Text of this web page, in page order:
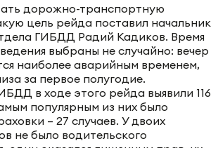
дорожно-транспортную
цель рейда поставил начальник
ГИБДД Радий Кадиков. Время
выбраны не случайно: вечер
наиболее аварийным временем,
за первое полугодие.
в ходе этого рейда выявили 116
популярным из них было
– 27 случаев. У двоих
не было водительского